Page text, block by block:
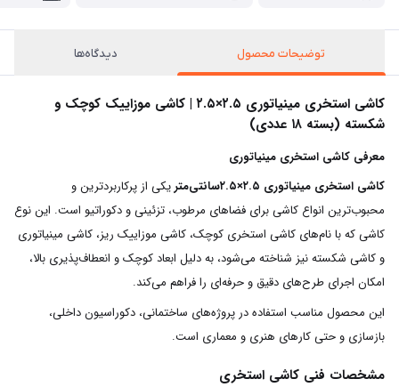
توضیحات محصول دیدگاه‌ها
کاشی استخری مینیاتوری ۲.۵×۲.۵ | کاشی موزاییک کوچک و
شکسته (بسته ۱۸ عددی)
معرفی کاشی استخری مینیاتوری
کاشی استخری مینیاتوری ۲.۵×۲.۵سانتی‌متر
یکی از پرکاربردترین و
محبوب‌ترین انواع کاشی برای فضاهای مرطوب، تزئینی و دکوراتیو است. این نوع
کاشی که با نام‌های کاشی استخری کوچک، کاشی موزاییک ریز، کاشی مینیاتوری
و کاشی شکسته نیز شناخته می‌شود، به دلیل ابعاد کوچک و انعطاف‌پذیری بالا،
امکان اجرای طرح‌های دقیق و حرفه‌ای را فراهم می‌کند.
این محصول مناسب استفاده در پروژه‌های ساختمانی، دکوراسیون داخلی،
بازسازی و حتی کارهای هنری و معماری است.
مشخصات فنی کاشی استخری